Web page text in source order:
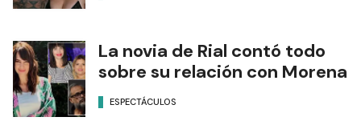
La novia de Rial contó todo
sobre su relación con Morena
ESPECTÁCULOS